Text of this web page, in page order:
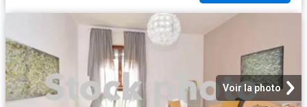
Voir la photo